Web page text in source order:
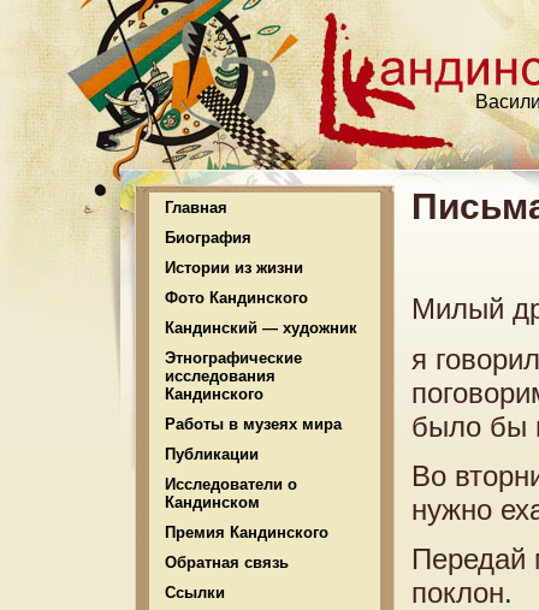
Главная
Биография
Истории из жизни
Фото Кандинского
Кандинский — художник
Этнографические
исследования
Кандинского
Работы в музеях мира
Публикации
Исследователи о
Кандинском
Премия Кандинского
Обратная связь
Ссылки
Милый
я
было бы
Во
нужно
Передай
поклон.